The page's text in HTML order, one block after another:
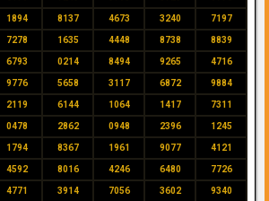
1894 8137 4673 3240 7197
7278 1635 4448 8738 8839
6793 0214 8494 9265 4716
9776 5658 3117 6872 9884
2119 6144 1064 1417 7311
0478 2862 0948 2396 1245
1794 8367 1961 9077 4121
4592 8016 4246 6480 7726
4771 3914 7056 3602 9340